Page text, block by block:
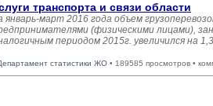
транспорта и связи области
январь-март 2016 года объем
(физическими лицами),
периодом 2015г. увеличился на
статистики ЖО • 189585 просмотров •